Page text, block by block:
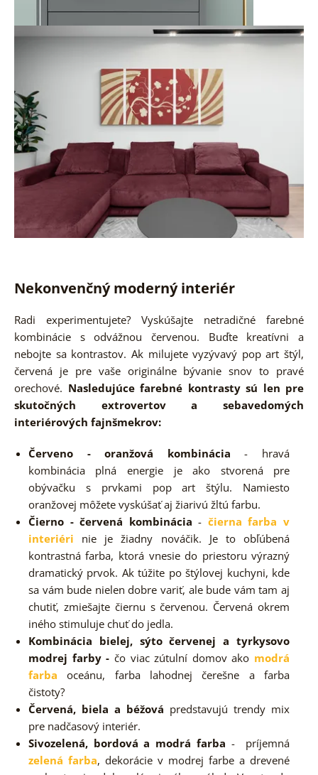
Nekonvenčný moderný interiér
Radi experimentujete? Vyskúšajte netradičné farebné
kombinácie s odvážnou červenou. Buďte kreatívni a
nebojte sa kontrastov. Ak milujete vyzývavý pop art štýl,
červená je pre vaše originálne bývanie snov to pravé
orechové. Nasledujúce farebné kontrasty sú len pre
skutočných extrovertov a sebavedomých
interiérových fajnšmekrov:
Červeno - oranžová kombinácia
- hravá
kombinácia plná energie je ako stvorená pre
obývačku s prvkami pop art štýlu. Namiesto
oranžovej môžete vyskúšať aj žiarivú žltú farbu.
Čierno - červená kombinácia - čierna farba v
interiéri nie je žiadny nováčik. Je to obľúbená
kontrastná farba, ktorá vnesie do priestoru výrazný
dramatický prvok. Ak túžite po štýlovej kuchyni, kde
sa vám bude nielen dobre variť, ale bude vám tam aj
chutiť, zmiešajte čiernu s červenou. Červená okrem
iného stimuluje chuť do jedla.
Kombinácia bielej, sýto červenej a tyrkysovo
modrej farby - čo viac zútulní domov ako modrá
farba oceánu, farba lahodnej čerešne a farba
čistoty?
Červená, biela a béžová predstavujú trendy mix
pre nadčasový interiér.
Sivozelená, bordová a modrá farba - príjemná
zelená farba, dekorácie v modrej farbe a drevené